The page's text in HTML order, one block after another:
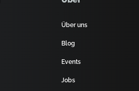
Über uns
Blog
Events
Jobs